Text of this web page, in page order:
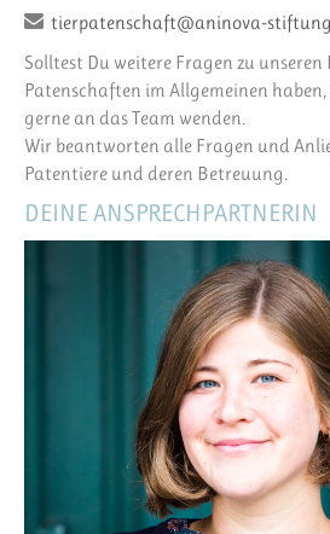
tierpatenschaft@aninova-
Solltest Du weitere Fragen zu
Patenschaften im Allgemeinen
gerne an das Team wenden.
Wir beantworten alle Fragen und
Patentiere und deren Betreuung.
DEINE ANSPRECHPARTNERIN